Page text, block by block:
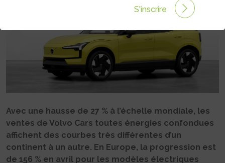
Avec une hausse de 27 % à l’échelle mondiale, les
ventes de Volvo Cars toutes énergies confondues
affichent des courbes très différentes d’un
continent à un autre. En Europe, la progression est
de 156 % en avril pour les modèles électriques
S'inscrire